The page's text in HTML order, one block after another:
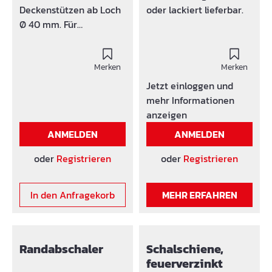
Deckenstützen ab Loch
Ø 40 mm. Für
Merken
ANMELDEN
oder Registrieren
In den Anfragekorb
oder lackiert lieferbar.
Merken
Jetzt einloggen und
mehr Informationen
anzeigen
ANMELDEN
oder Registrieren
MEHR ERFAHREN
Randabschaler
Schalschiene,
feuerverzinkt